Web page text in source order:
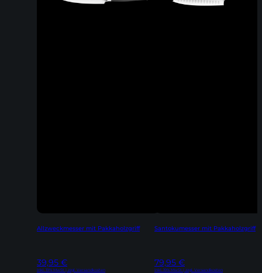
Allzweckmesser mit Pakkaholzgriff
39,95 €
Inkl. 19% MwSt | zzgl. Versandkosten
Santokumesser mit Pakkaholzgriff
79,95 €
Inkl. 19% MwSt | zzgl. Versandkosten